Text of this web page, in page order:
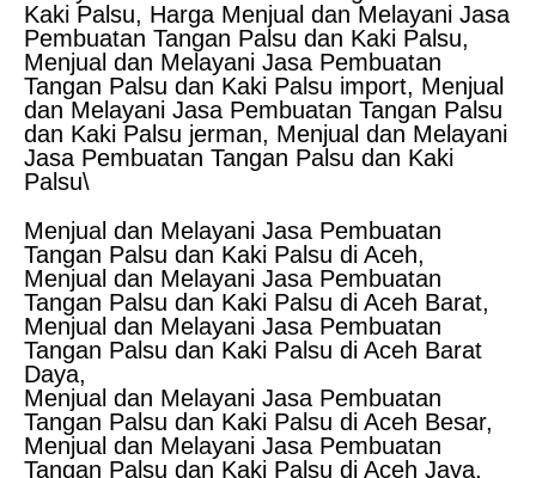
Kaki Palsu, Harga Menjual dan Melayani Jasa
Pembuatan Tangan Palsu dan Kaki Palsu,
Menjual dan Melayani Jasa Pembuatan
Tangan Palsu dan Kaki Palsu import, Menjual
dan Melayani Jasa Pembuatan Tangan Palsu
dan Kaki Palsu jerman, Menjual dan Melayani
Jasa Pembuatan Tangan Palsu dan Kaki
Palsu\
Menjual dan Melayani Jasa Pembuatan
Tangan Palsu dan Kaki Palsu di Aceh,
Menjual dan Melayani Jasa Pembuatan
Tangan Palsu dan Kaki Palsu di Aceh Barat,
Menjual dan Melayani Jasa Pembuatan
Tangan Palsu dan Kaki Palsu di Aceh Barat
Daya,
Menjual dan Melayani Jasa Pembuatan
Tangan Palsu dan Kaki Palsu di Aceh Besar,
Menjual dan Melayani Jasa Pembuatan
Tangan Palsu dan Kaki Palsu di Aceh Jaya,